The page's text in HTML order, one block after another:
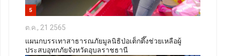
5
ต.ค., 21 2565
แผนกบรรเทาสาธารณภัยมูลนิธิป่อเต็กตึ๊งช่วยเหลือผู้
ประสบอุทกภัยจังหวัดอุบลราชธานี